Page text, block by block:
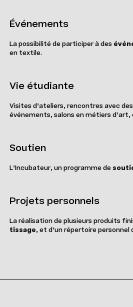
Événements
La possibilité de participer à des
en textile.
Vie étudiante
Visites d’ateliers, rencontres avec
événements, salons en métiers d’art,
Soutien
L’Incubateur, un programme de
Projets personnels
La réalisation de plusieurs produits
tissage, et d’un répertoire personnel